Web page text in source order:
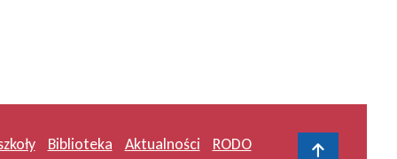
Biblioteka Aktualności RODO Do